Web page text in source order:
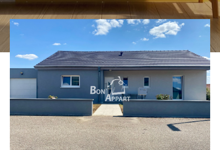
3 4 5
Ville
Surface
CRITÈRES
SUPPLÉMENTAIRES
PARKING TERRASSE PISCINE